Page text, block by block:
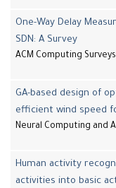
One-Way Delay
SDN: A Survey
ACM Computing
GA-based design of
efficient wind speed
Neural Computing and
Human activity
activities into basic